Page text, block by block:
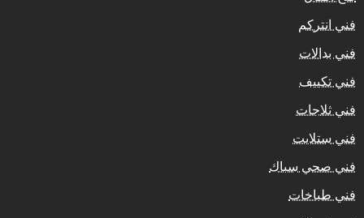
فني انتركم
فني بدالات
فني تكييف
فني ثلاجات
فني ستلايت
فني صحي سباك
فني طباخات